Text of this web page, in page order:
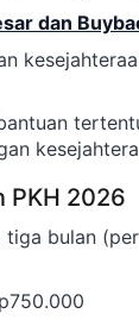
dan
PKH 2026
tiga bulan